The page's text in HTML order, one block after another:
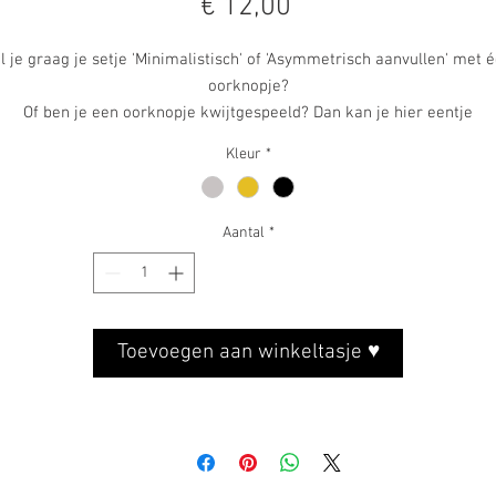
€ 12,00
je graag je setje 'Minimalistisch' of 'Asymmetrisch aanvullen' met
oorknopje?
Of ben je een oorknopje kwijtgespeeld? Dan kan je hier eentje
Afmetingen:
Rondjes: sterling zilver 925 / 18-karaats verguld zilver / zilver gezwart
met zwavellever
sterling zilver 925 / 18-karaats verguld zilver / zilver
met zwavellever
Kleur *
Aantal *
Toevoegen aan winkeltasje ♥